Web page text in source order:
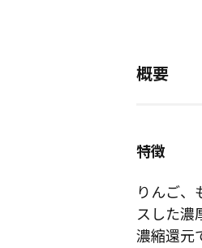
概要
特徴
りんご、
スした濃
濃縮還元